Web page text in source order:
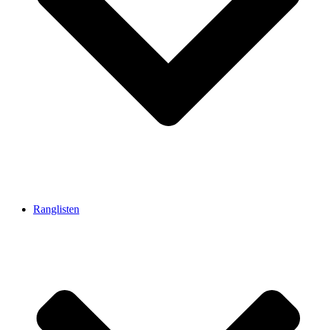
Ranglisten